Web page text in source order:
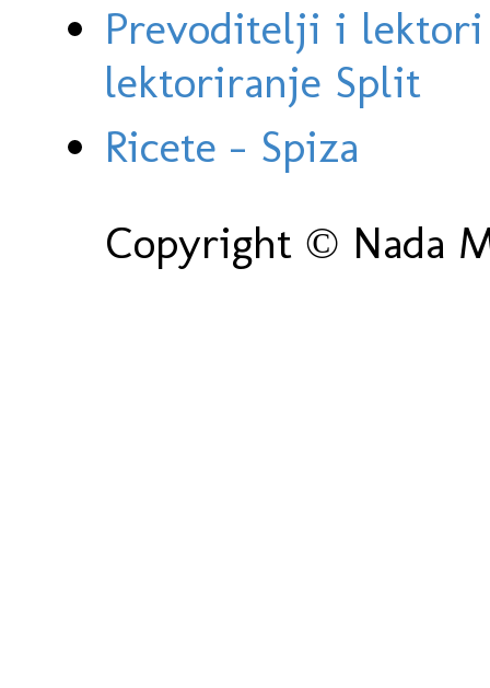
Prevoditelji i
lektoriranje Split
Ricete - Spiza
Copyright © Nada